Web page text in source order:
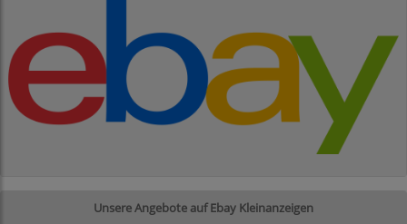
Unsere Angebote auf Ebay Kleinanzeigen